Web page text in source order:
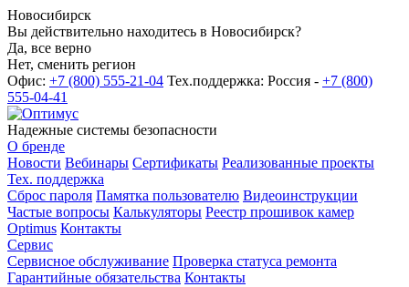
Новосибирск
Вы действительно находитесь в Новосибирск?
Да, все верно
Нет, сменить регион
Офис: +7 (800) 555-21-04 Тех.поддержка: Россия - +7 (800)
555-04-41
Надежные системы безопасности
О бренде
Новости Вебинары Сертификаты Реализованные проекты
Тех. поддержка
Сброс пароля Памятка пользователю Видеоинструкции
Частые вопросы Калькуляторы Реестр прошивок камер
Optimus Контакты
Сервис
Сервисное обслуживание Проверка статуса ремонта
Гарантийные обязательства Контакты